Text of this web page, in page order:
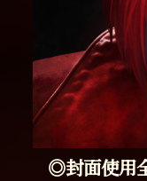
◎封面使用